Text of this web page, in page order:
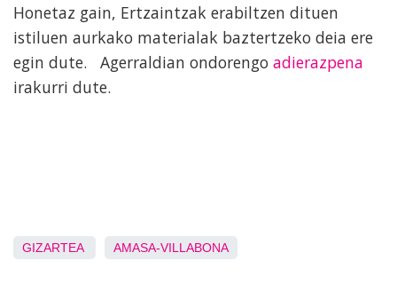
Honetaz gain, Ertzaintzak erabiltzen dituen
istiluen aurkako materialak baztertzeko deia ere
egin dute. Agerraldian ondorengo adierazpena
irakurri dute.
GIZARTEA AMASA-VILLABONA